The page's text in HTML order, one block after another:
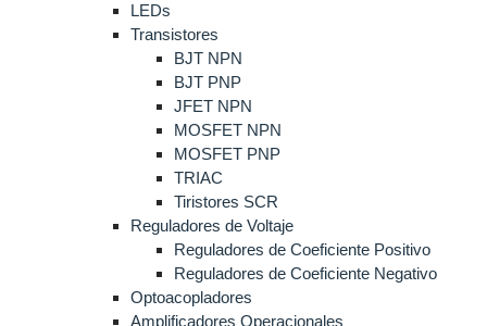
LEDs
Transistores
BJT NPN
BJT PNP
JFET NPN
MOSFET NPN
MOSFET PNP
TRIAC
Tiristores SCR
Reguladores de Voltaje
Reguladores de Coeficiente Positivo
Reguladores de Coeficiente Negativo
Optoacopladores
Amplificadores Operacionales